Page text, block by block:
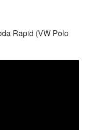
Rapid (VW Polo